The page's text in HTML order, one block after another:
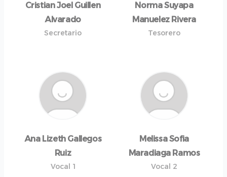
Cristian Joel Guillen
Alvarado
Secretario
Norma Suyapa
Manuelez Rivera
Tesorero
Ana Lizeth Gallegos
Ruiz
Vocal 1
Melissa Sofia
Maradiaga Ramos
Vocal 2